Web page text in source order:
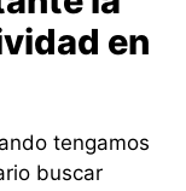
en
tengamos
buscar